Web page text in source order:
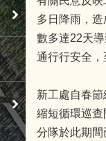
多日降雨，
數多達22天
通行行安全
新工處自春
縮短循環巡
分隊於此期